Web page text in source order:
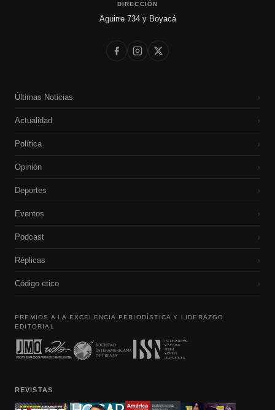
DIRECCIÓN
Aguirre 734 y Boyacá
Últimas Noticias ›
Actualidad ›
Política ›
Opinión ›
Deportes ›
Eventos ›
Podcast ›
Réplicas ›
Código etico ›
PREMIOS A LA EXCELENCIA PERIODÍSTICA Y LIDERAZGO
EDITORIAL
REVISTAS